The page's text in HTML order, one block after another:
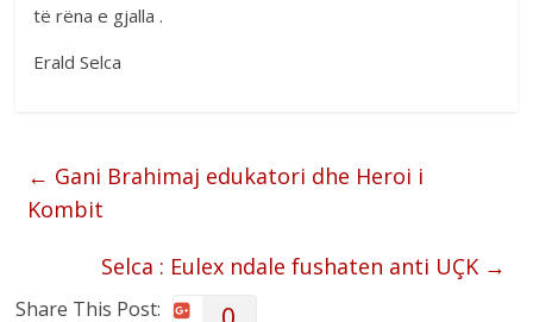
të rëna e gjalla .
Erald Selca
← Gani Brahimaj edukatori dhe Heroi i
Kombit
Selca : Eulex ndale fushaten anti UÇK →
Share This Post: